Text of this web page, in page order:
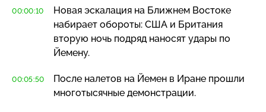
00:00:10
Новая эскалация на Ближнем Востоке
набирает обороты: США и Британия
вторую ночь подряд наносят удары по
Йемену.
00:05:50
После налетов на Йемен в Иране прошли
многотысячные демонстрации.